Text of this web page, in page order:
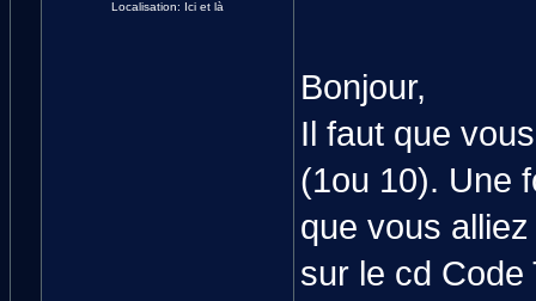
Localisation: Ici et là
Bonjour,
Il faut que
(1ou 10). Une
que vous
sur le cd Code